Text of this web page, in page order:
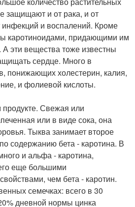
защищают и от рака, и от
инфекций и воспалений. Кроме
каротиноидами, придающими им
эти вещества тоже известны
сердце. Много в
понижающих холестерин, калия,
и фолиевой кислоты.
Свежая или
или в виде сока, она
Тыква занимает второе
содержанию бета - каротина. В
и альфа - каротина,
еще большими
чем бета - каротин.
семечках: всего в 30
дневной нормы цинка